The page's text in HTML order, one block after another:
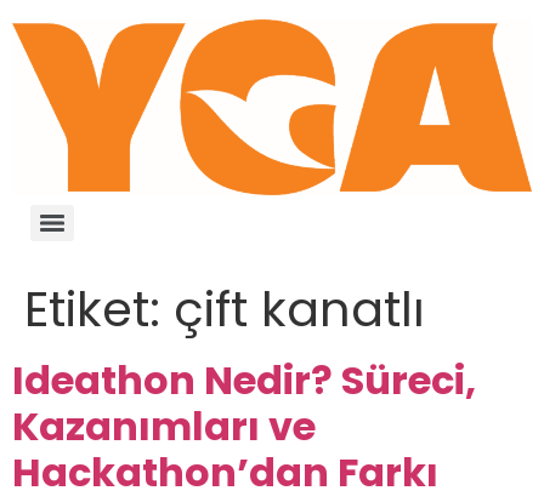
Etiket: çift kanatlı
Ideathon Nedir? Süreci,
Kazanımları ve
Hackathon’dan Farkı